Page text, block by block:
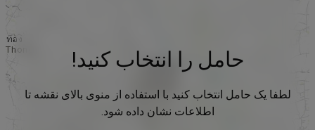
حامل را انتخاب کنید!
لطفا یک حامل انتخاب کنید با استفاده از منوی بالای نقشه تا
اطلاعات نشان داده شود.